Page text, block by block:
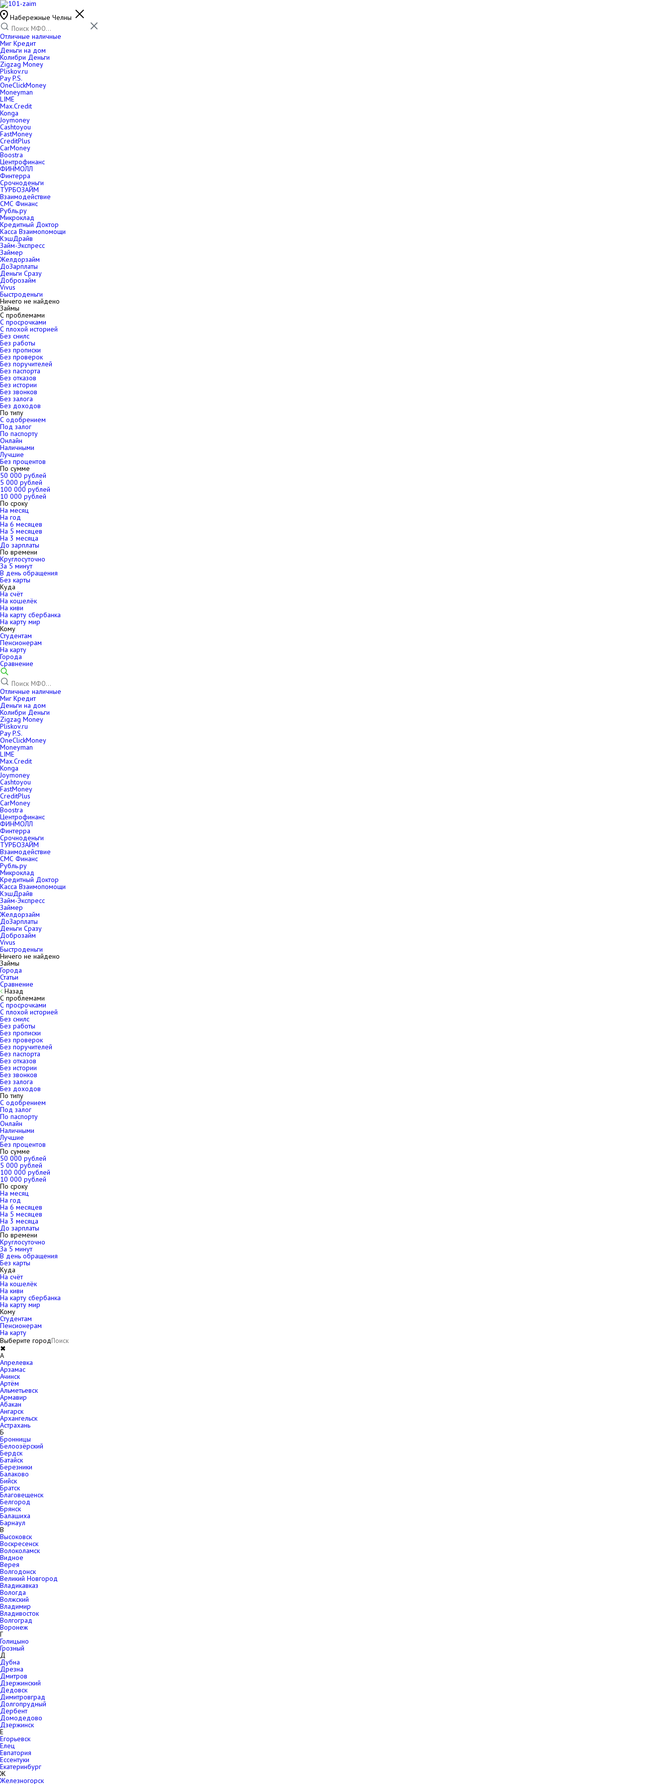
Набережные Челны
Отличные наличные
Миг Кредит
Деньги на дом
Колибри Деньги
Zigzag Money
Pliskov.ru
Pay P.S.
OneClickMoney
Moneyman
LIME
Max.Credit
Konga
Joymoney
Cashtoyou
FastMoney
CreditPlus
CarMoney
Boostra
Центрофинанс
ФИНМОЛЛ
Финтерра
Срочноденьги
ТУРБОЗАЙМ
Взаимодействие
СМС Финанс
Рубль.ру
Микроклад
Кредитный Доктор
Касса Взаимопомощи
КэшДрайв
Займ-Экспресс
Займер
Желдорзайм
ДоЗарплаты
Деньги Сразу
Доброзайм
Vivus
Быстроденьги
Ничего не найдено
Займы
С проблемами
С просрочками
С плохой историей
Без снилс
Без работы
Без прописки
Без проверок
Без поручителей
Без паспорта
Без отказов
Без истории
Без звонков
Без залога
Без доходов
По типу
С одобрением
Под залог
По паспорту
Онлайн
Наличными
Лучшие
Без процентов
По сумме
50 000 рублей
5 000 рублей
100 000 рублей
10 000 рублей
По сроку
На месяц
На год
На 6 месяцев
На 5 месяцев
На 3 месяца
До зарплаты
По времени
Круглосуточно
За 5 минут
В день обращения
Без карты
Куда
На счёт
На кошелёк
На киви
На карту сбербанка
На карту мир
Кому
Студентам
Пенсионерам
На карту
Города
Сравнение
Отличные наличные
Миг Кредит
Деньги на дом
Колибри Деньги
Zigzag Money
Pliskov.ru
Pay P.S.
OneClickMoney
Moneyman
LIME
Max.Credit
Konga
Joymoney
Cashtoyou
FastMoney
CreditPlus
CarMoney
Boostra
Центрофинанс
ФИНМОЛЛ
Финтерра
Срочноденьги
ТУРБОЗАЙМ
Взаимодействие
СМС Финанс
Рубль.ру
Микроклад
Кредитный Доктор
Касса Взаимопомощи
КэшДрайв
Займ-Экспресс
Займер
Желдорзайм
ДоЗарплаты
Деньги Сразу
Доброзайм
Vivus
Быстроденьги
Ничего не найдено
Займы
Города
Статьи
Сравнение
Назад
С проблемами
С просрочками
С плохой историей
Без снилс
Без работы
Без прописки
Без проверок
Без поручителей
Без паспорта
Без отказов
Без истории
Без звонков
Без залога
Без доходов
По типу
С одобрением
Под залог
По паспорту
Онлайн
Наличными
Лучшие
Без процентов
По сумме
50 000 рублей
5 000 рублей
100 000 рублей
10 000 рублей
По сроку
На месяц
На год
На 6 месяцев
На 5 месяцев
На 3 месяца
До зарплаты
По времени
Круглосуточно
За 5 минут
В день обращения
Без карты
Куда
На счёт
На кошелёк
На киви
На карту сбербанка
На карту мир
Кому
Студентам
Пенсионерам
На карту
Выберите город
✖
A
Апрелевка
Арзамас
Ачинск
Артём
Альметьевск
Армавир
Абакан
Ангарск
Архангельск
Астрахань
Б
Бронницы
Белоозёрский
Бердск
Батайск
Березники
Балаково
Бийск
Братск
Благовещенск
Белгород
Брянск
Балашиха
Барнаул
В
Высоковск
Воскресенск
Волоколамск
Видное
Верея
Волгодонск
Великий Новгород
Владикавказ
Вологда
Волжский
Владимир
Владивосток
Волгоград
Воронеж
Г
Голицыно
Грозный
Д
Дубна
Дрезна
Дмитров
Дзержинский
Дедовск
Димитровград
Долгопрудный
Дербент
Домодедово
Дзержинск
Е
Егорьевск
Елец
Евпатория
Ессентуки
Екатеринбург
Ж
Железногорск